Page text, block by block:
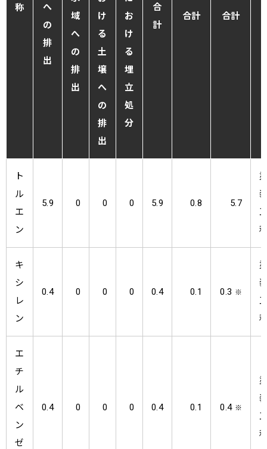
称
へ
の
排
出
域
へ
の
排
出
け
る
土
壌
へ
の
排
出
お
け
る
埋
立
処
分
合
計
合計 合計
ト
ル
エ
ン
5.9 0 0 0 5.9 0.8 5.7
キ
シ
レ
ン
0.4 0 0 0 0.4 0.1 0.3 ※
エ
チ
ル
ベ
ン
ゼ
0.4 0 0 0 0.4 0.1 0.4 ※